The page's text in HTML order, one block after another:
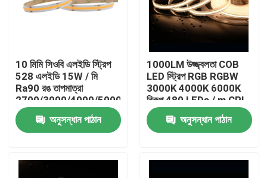
আমাদের সম্পর্কে
পণ্য
ভিডিও
উচ্চ cri নেতৃত্বাধীন ফালা
10 মিমি সিওবি এলইডি স্ট্রিপ
528 এলইডি 15W / মি
Ra90 রঙ তাপমাত্রা
2700/3000/4000/5000/6500K
অনুসন্ধান পাঠান
1000LM উজ্জ্বলতা COB
LED স্ট্রিপ RGB RGBW
3000K 4000K 6000K
বিকল্প 480 LEDs / m CRI
90-95 5m রোলস
অনুসন্ধান পাঠান